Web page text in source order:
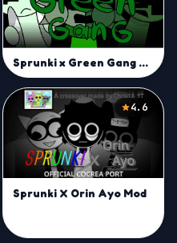
Sprunki x Green Gang Mod
4.6
Sprunki X Orin Ayo Mod